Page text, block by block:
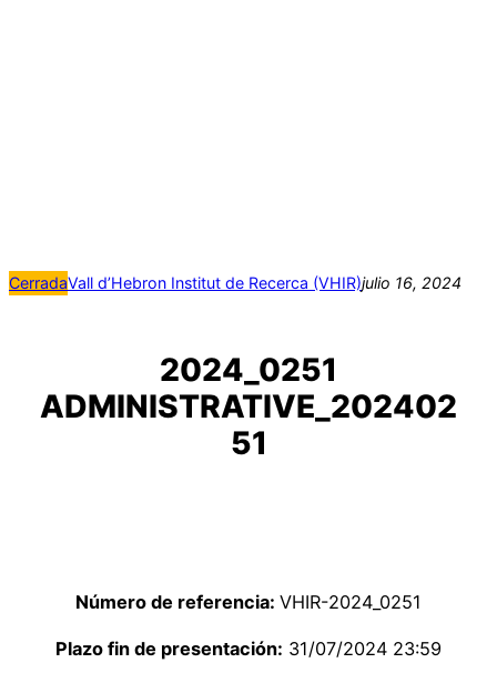
CerradaVall d’Hebron Institut de Recerca (VHIR)julio 16, 2024
2024_0251
ADMINISTRATIVE_202402
51
Número de referencia: VHIR-2024_0251
Plazo fin de presentación: 31/07/2024 23:59